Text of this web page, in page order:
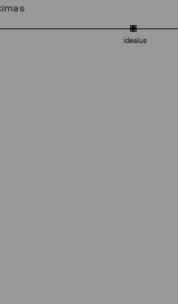
idealus